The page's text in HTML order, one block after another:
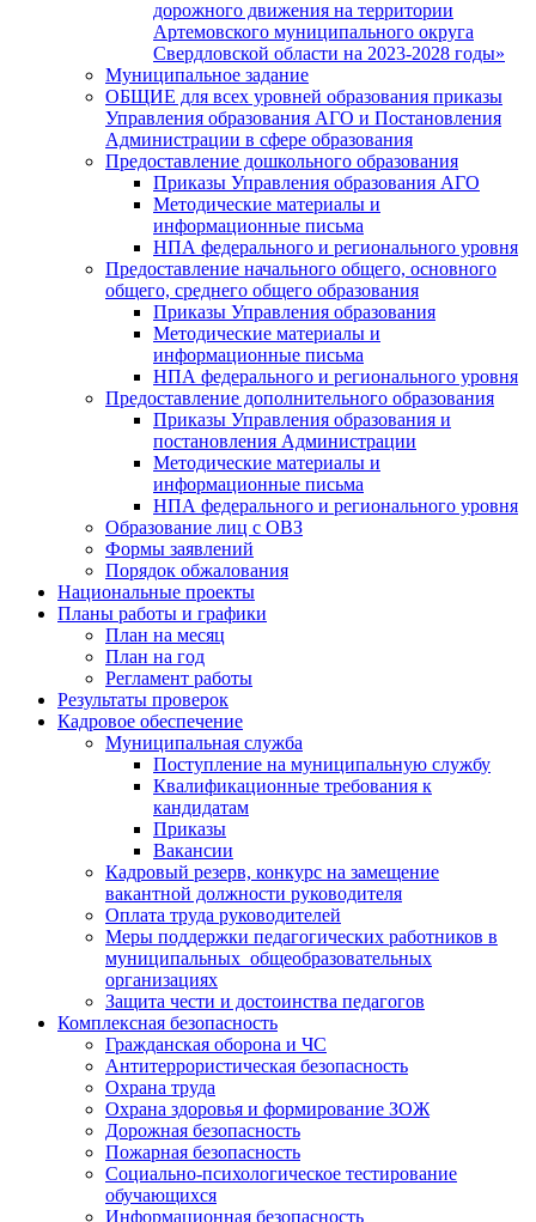
дорожного движения на территории
Артемовского муниципального округа
Свердловской области на 2023-2028 годы»
Муниципальное задание
ОБЩИЕ для всех уровней образования приказы
Управления образования АГО и Постановления
Администрации в сфере образования
Предоставление дошкольного образования
Приказы Управления образования АГО
Методические материалы и
информационные письма
НПА федерального и регионального уровня
Предоставление начального общего, основного
общего, среднего общего образования
Приказы Управления образования
Методические материалы и
информационные письма
НПА федерального и регионального уровня
Предоставление дополнительного образования
Приказы Управления образования и
постановления Администрации
Методические материалы и
информационные письма
НПА федерального и регионального уровня
Образование лиц с ОВЗ
Формы заявлений
Порядок обжалования
Национальные проекты
Планы работы и графики
План на месяц
План на год
Регламент работы
Результаты проверок
Кадровое обеспечение
Муниципальная служба
Поступление на муниципальную службу
Квалификационные требования к
кандидатам
Приказы
Вакансии
Кадровый резерв, конкурс на замещение
вакантной должности руководителя
Оплата труда руководителей
Меры поддержки педагогических работников в
муниципальных общеобразовательных
организациях
Защита чести и достоинства педагогов
Комплексная безопасность
Гражданская оборона и ЧС
Антитеррористическая безопасность
Охрана труда
Охрана здоровья и формирование ЗОЖ
Дорожная безопасность
Пожарная безопасность
Социально-психологическое тестирование
обучающихся
Информационная безопасность